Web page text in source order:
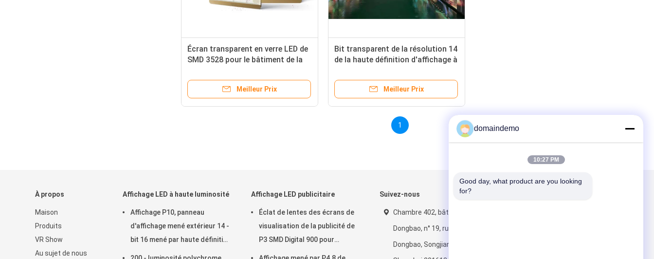
Écran transparent en verre LED de
SMD 3528 pour le bâtiment de la
Meilleur Prix
Bit transparent de la résolution 14
de la haute définition d'affichage à
Meilleur Prix
1
À propos
Maison
Produits
VR Show
Au sujet de nous
Affichage LED à haute luminosité
Affichage P10, panneau
d'affichage mené extérieur 14 -
bit 16 mené par haute définition
extérieure de SMD
Affichage LED publicitaire
Éclat de lentes des écrans de
visualisation de la publicité de
P3 SMD Digital 900 pour
l'installation fixe
Suivez-nous
Chambre 402, bâtiment
Dongbao, n° 19, rue
Dongbao, Songjiang,
domaindemo
10:27 PM
Good day, what product are you looking
for?